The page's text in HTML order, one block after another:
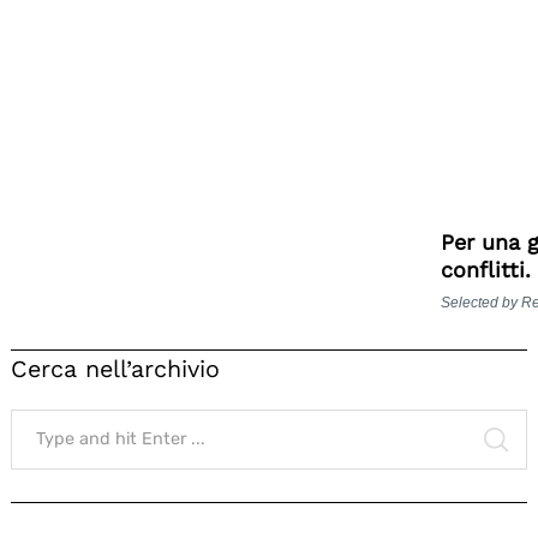
Per una
conflitti.
Selected by
Cerca nell’archivio
Search
for: